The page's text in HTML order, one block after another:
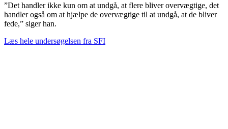
”Det handler ikke kun om at undgå, at flere bliver overvægtige, det
handler også om at hjælpe de overvægtige til at undgå, at de bliver
fede,” siger han.
Læs hele undersøgelsen fra SFI